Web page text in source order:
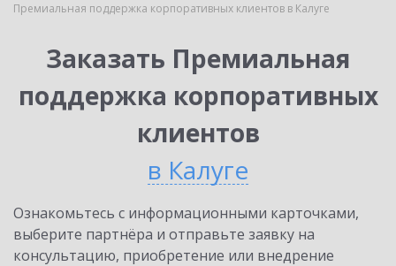
Премиальная поддержка корпоративных клиентов в Калуге
Заказать Премиальная
поддержка корпоративных
клиентов
в Калуге
Ознакомьтесь с информационными карточками,
выберите партнёра и отправьте заявку на
консультацию, приобретение или внедрение